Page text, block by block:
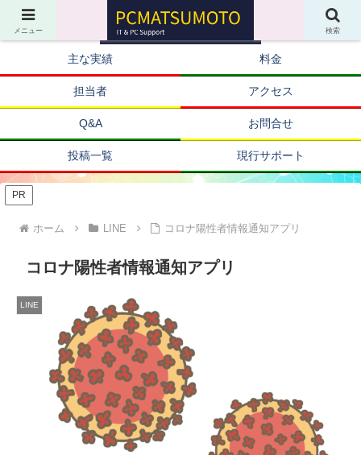
主な実績 料金
担当者 アクセス
Q&A お問合せ
投稿一覧 現行サポート
PR
ホーム LINE コロナ陽性者情報通知アプリ
コロナ陽性者情報通知アプリ
LINE
メニュー 検索